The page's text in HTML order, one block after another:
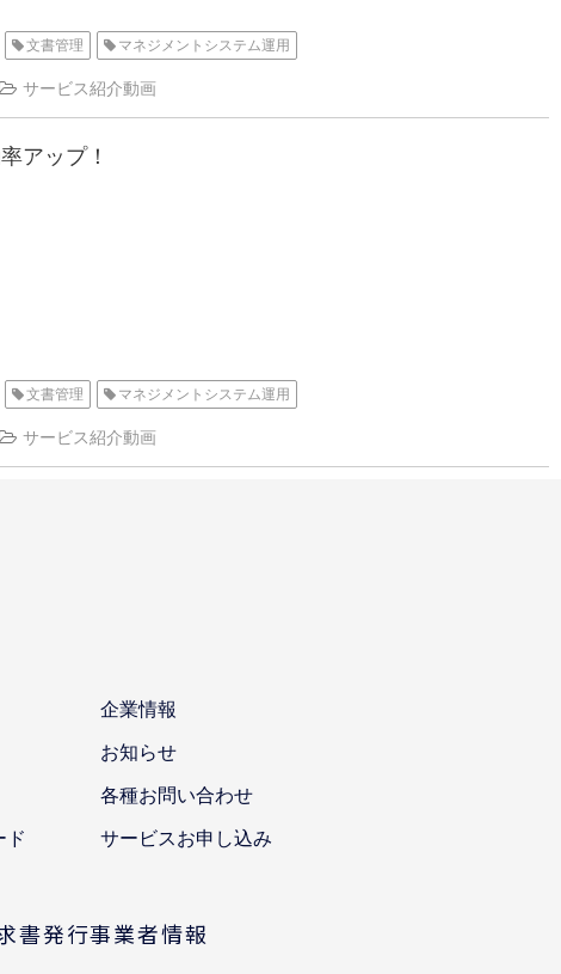
文書管理 マネジメントシステム運用
サービス紹介動画
アップ！
文書管理 マネジメントシステム運用
サービス紹介動画
ド
企業情報
お知らせ
各種お問い合わせ
サービスお申し込み
書発行事業者情報